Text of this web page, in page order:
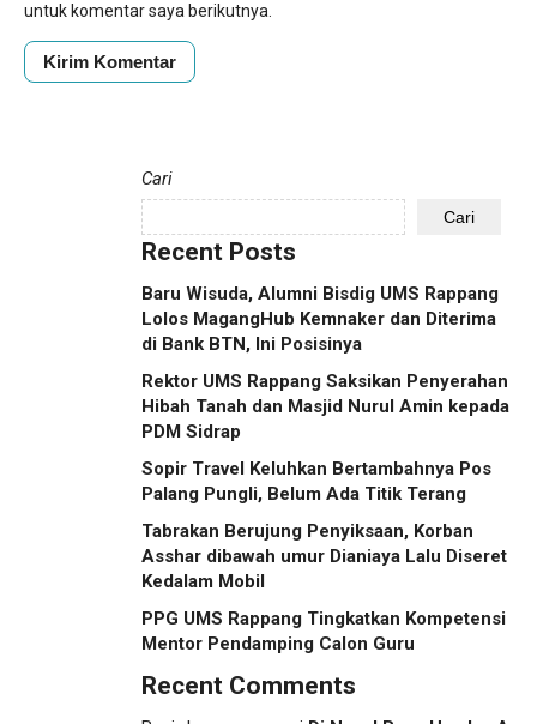
untuk komentar saya berikutnya.
Cari
Cari
Recent Posts
Baru Wisuda, Alumni Bisdig UMS Rappang
Lolos MagangHub Kemnaker dan Diterima
di Bank BTN, Ini Posisinya
Rektor UMS Rappang Saksikan Penyerahan
Hibah Tanah dan Masjid Nurul Amin kepada
PDM Sidrap
Sopir Travel Keluhkan Bertambahnya Pos
Palang Pungli, Belum Ada Titik Terang
Tabrakan Berujung Penyiksaan, Korban
Asshar dibawah umur Dianiaya Lalu Diseret
Kedalam Mobil
PPG UMS Rappang Tingkatkan Kompetensi
Mentor Pendamping Calon Guru
Recent Comments